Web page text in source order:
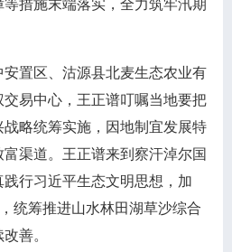
措施末端落实，全力筑牢汛期
置区、沽源县北麦生态农业有
易中心，王正谱叮嘱当地要把
略统筹实施，因地制宜发展特
渠道。王正谱来到察汗淖尔国
行习近平生态文明思想，加
统筹推进山水林田湖草沙综合
善。